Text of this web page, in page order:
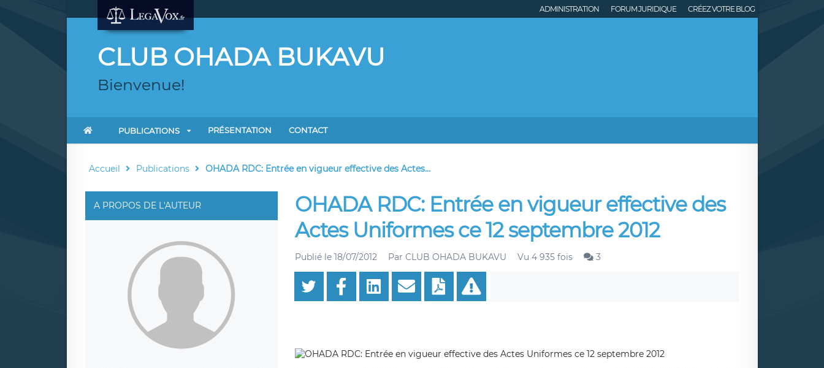
ADMINISTRATION FORUM JURIDIQUE CRÉEZ VOTRE BLOG
CLUB OHADA BUKAVU
Bienvenue!
PUBLICATIONS PRÉSENTATION CONTACT
Accueil Publications OHADA RDC: Entrée en vigueur effective des Actes...
OHADA RDC: Entrée en vigueur effective des
Actes Uniformes ce 12 septembre 2012
Publié le 18/07/2012 Par CLUB OHADA BUKAVU Vu 4 935 fois 3
A PROPOS DE L'AUTEUR